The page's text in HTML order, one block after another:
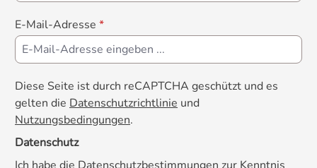
E-Mail-Adresse *
Diese Seite ist durch reCAPTCHA geschützt und es
gelten die Datenschutzrichtlinie und
Nutzungsbedingungen.
Datenschutz